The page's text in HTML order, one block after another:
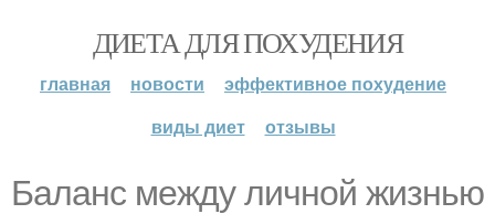
ДИЕТА ДЛЯ ПОХУДЕНИЯ
главная новости
эффективное похудение
виды диет
отзывы
Баланс между личной жизнью